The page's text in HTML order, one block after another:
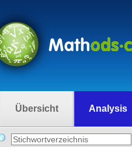
Übersicht Analysis